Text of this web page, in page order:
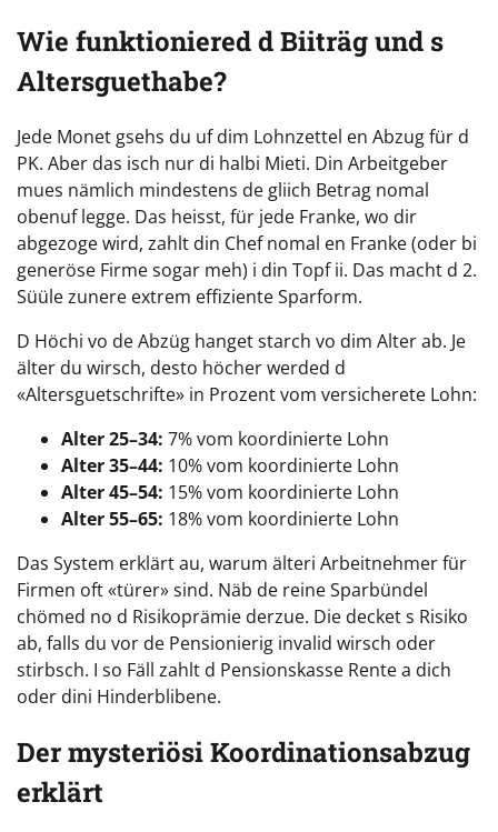
Wie funktioniered d Biiträg und s
Altersguethabe?
Jede Monet gsehs du uf dim Lohnzettel en Abzug für d
PK. Aber das isch nur di halbi Mieti. Din Arbeitgeber
mues nämlich mindestens de gliich Betrag nomal
obenuf legge. Das heisst, für jede Franke, wo dir
abgezoge wird, zahlt din Chef nomal en Franke (oder bi
generöse Firme sogar meh) i din Topf ii. Das macht d 2.
Süüle zunere extrem effiziente Sparform.
D Höchi vo de Abzüg hanget starch vo dim Alter ab. Je
älter du wirsch, desto höcher werded d
«Altersguetschrifte» in Prozent vom versicherete Lohn:
Alter 25–34: 7% vom koordinierte Lohn
Alter 35–44: 10% vom koordinierte Lohn
Alter 45–54: 15% vom koordinierte Lohn
Alter 55–65: 18% vom koordinierte Lohn
Das System erklärt au, warum älteri Arbeitnehmer für
Firmen oft «türer» sind. Näb de reine Sparbündel
chömed no d Risikoprämie derzue. Die decket s Risiko
ab, falls du vor de Pensionierig invalid wirsch oder
stirbsch. I so Fäll zahlt d Pensionskasse Rente a dich
oder dini Hinderblibene.
Der mysteriösi Koordinationsabzug
erklärt